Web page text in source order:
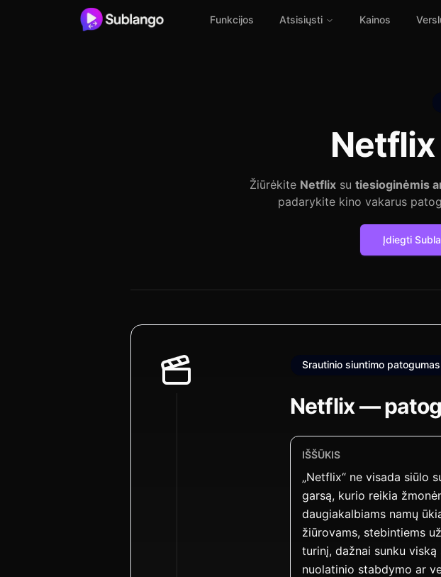
Funkcijos Atsisiųsti Kainos
Netflix
Žiūrėkite Netflix su tiesioginėmis
padarykite kino vakarus
Įdiegti
Srautinio siuntimo patogumas
Netflix —
IŠŠŪKIS
„Netflix“ ne visada siūlo
garsą, kurio reikia
daugiakalbiams namų
žiūrovams, stebintiems
turinį, dažnai sunku viską
nuolatinio stabdymo ar